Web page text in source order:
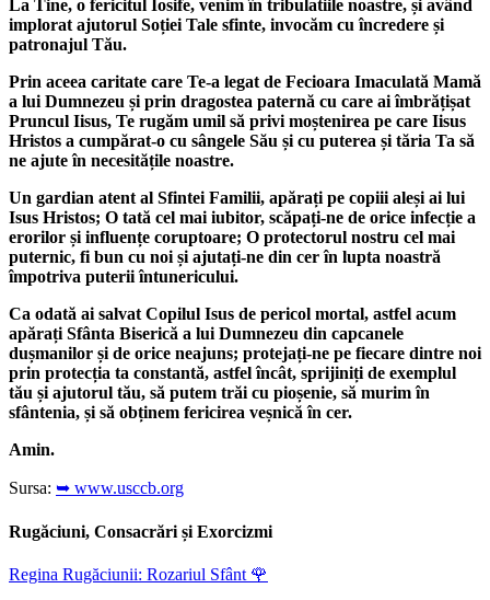
La Tine, o fericitul Iosife, venim în tribulatiile noastre, și având
implorat ajutorul Soției Tale sfinte, invocăm cu încredere și
patronajul Tău.
Prin aceea caritate care Te-a legat de Fecioara Imaculată Mamă
a lui Dumnezeu și prin dragostea paternă cu care ai îmbrățișat
Pruncul Iisus, Te rugăm umil să privi moștenirea pe care Iisus
Hristos a cumpărat-o cu sângele Său și cu puterea și tăria Ta să
ne ajute în necesitățile noastre.
Un gardian atent al Sfintei Familii, apărați pe copiii aleși ai lui
Isus Hristos; O tată cel mai iubitor, scăpați-ne de orice infecție a
erorilor și influențe coruptoare; O protectorul nostru cel mai
puternic, fi bun cu noi și ajutați-ne din cer în lupta noastră
împotriva puterii întunericului.
Ca odată ai salvat Copilul Isus de pericol mortal, astfel acum
apărați Sfânta Biserică a lui Dumnezeu din capcanele
dușmanilor și de orice neajuns; protejați-ne pe fiecare dintre noi
prin protecția ta constantă, astfel încât, sprijiniți de exemplul
tău și ajutorul tău, să putem trăi cu pioșenie, să murim în
sfântenia, și să obținem fericirea veșnică în cer.
Amin.
Sursa: ➥ www.usccb.org
Rugăciuni, Consacrări și Exorcizmi
Regina Rugăciunii: Rozariul Sfânt 🌹